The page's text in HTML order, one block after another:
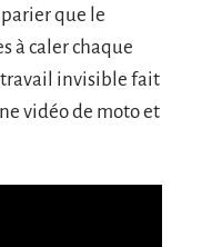
que le
à caler chaque
travail invisible fait
vidéo de moto et